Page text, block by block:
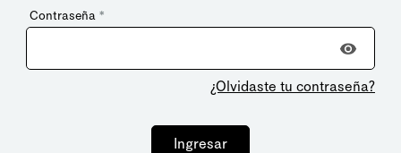
Contraseña *
¿Olvidaste tu contraseña?
Ingresar